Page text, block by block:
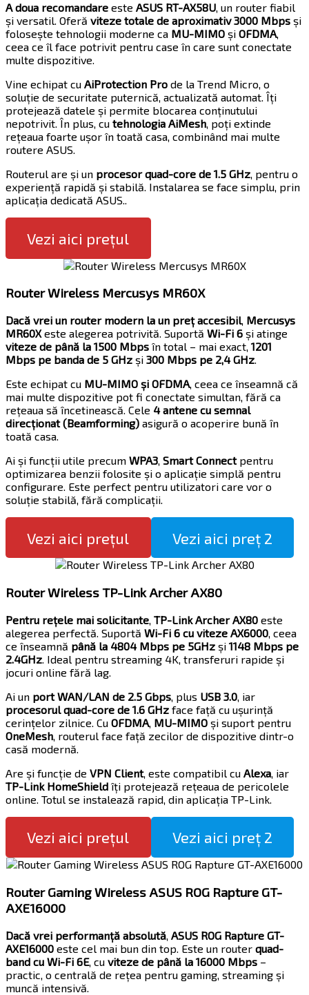
A doua recomandare este ASUS RT-AX58U, un router fiabil
și versatil. Oferă viteze totale de aproximativ 3000 Mbps și
folosește tehnologii moderne ca MU-MIMO și OFDMA,
ceea ce îl face potrivit pentru case în care sunt conectate
multe dispozitive.
Vine echipat cu AiProtection Pro de la Trend Micro, o
soluție de securitate puternică, actualizată automat. Îți
protejează datele și permite blocarea conținutului
nepotrivit. În plus, cu tehnologia AiMesh, poți extinde
rețeaua foarte ușor în toată casa, combinând mai multe
routere ASUS.
Routerul are și un procesor quad-core de 1.5 GHz, pentru o
experiență rapidă și stabilă. Instalarea se face simplu, prin
aplicația dedicată ASUS..
Vezi aici prețul
Router Wireless Mercusys MR60X
Dacă vrei un router modern la un preț accesibil, Mercusys
MR60Xeste alegerea potrivită. Suportă Wi-Fi 6 și atinge
viteze de până la 1500 Mbps în total – mai exact, 1201
Mbps pe banda de 5 GHz și 300 Mbps pe 2,4 GHz.
Este echipat cu MU-MIMO și OFDMA, ceea ce înseamnă că
mai multe dispozitive pot fi conectate simultan, fără ca
rețeaua să încetinească. Cele 4 antene cu semnal
direcționat (Beamforming) asigură o acoperire bună în
toată casa.
Ai și funcții utile precum WPA3, Smart Connectpentru
optimizarea benzii folosite și o aplicație simplă pentru
configurare. Este perfect pentru utilizatori care vor o
soluție stabilă, fără complicații.
Vezi aici prețul Vezi aici preț 2
Router Wireless TP-Link Archer AX80
Pentru rețele mai solicitante TP-Link Archer AX80 este
alegerea perfectă. Suportă Wi-Fi 6 cu viteze AX6000 , ceea
ce înseamnă până la 4804 Mbps pe 5GHz și 1148 Mbps pe
2.4GHz . Ideal pentru streaming 4K, transferuri rapide și
jocuri online fără lag.
Ai un port WAN/LAN de 2.5 Gbps , plus USB 3.0 , iar
procesorul quad-core de 1.6 GHz face față cu ușurință
cerințelor zilnice. Cu OFDMA MU-MIMO și suport pentru
OneMesh , routerul face față zecilor de dispozitive dintr-o
casă modernă.
Are și funcție de VPN Client, este compatibil cu Alexa , iar
TP-Link HomeShield îți protejează rețeaua de pericolele
online. Totul se instalează rapid, din aplicația TP-Link.
Vezi aici prețul Vezi aici preț 2
Router Gaming Wireless ASUS ROG Rapture GT-
AXE16000
Dacă vrei performanță absolută ASUS ROG Rapture GT-
AXE16000 este cel mai bun din top. Este un router quad-
band cu Wi-Fi 6E, cu viteze de până la 16000 Mbps –
practic, o centrală de rețea pentru gaming, streaming și
muncă intensivă.